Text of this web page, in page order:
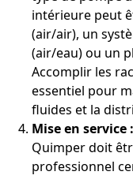
intérieure peut
(air/air), un
(air/eau) ou un
Accomplir les
essentiel pour
fluides et la
Mise en service :
Quimper doit
professionnel